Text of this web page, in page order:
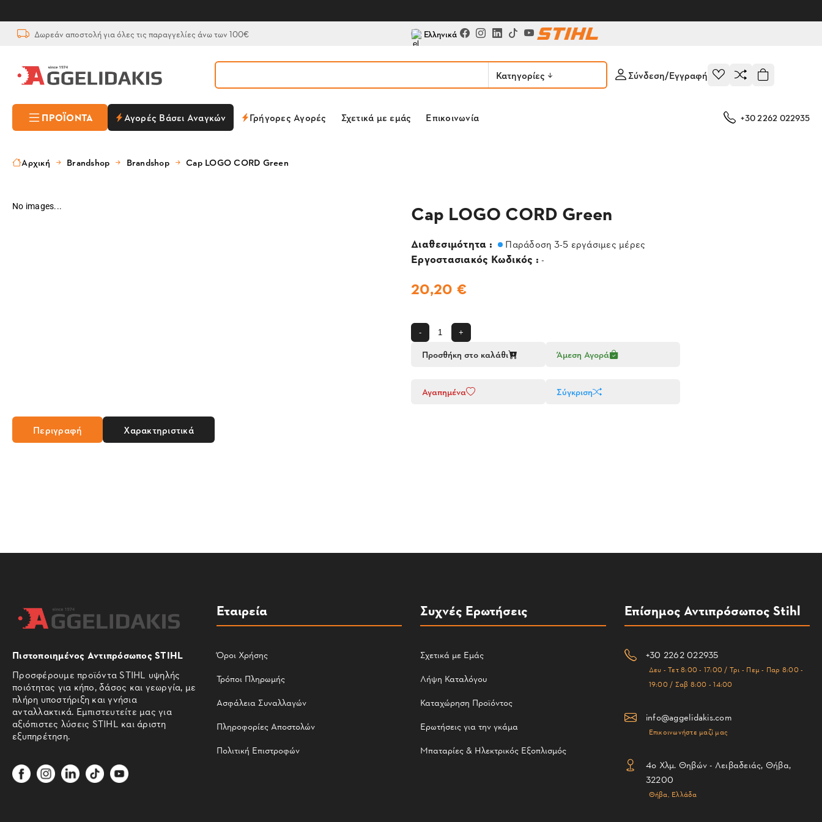
Δωρεάν αποστολή για όλες τις παραγγελίες άνω των 100€ Ελληνικά
Κατηγορίες Σύνδεση/Εγγραφή
ΠΡΟΪΌΝΤΑ Αγορές Βάσει Αναγκών Γρήγορες Αγορές Σχετικά με εμάς Επικοινωνία +30 2262 022935
Αρχική Brandshop Brandshop Cap LOGO CORD Green
No images... Cap LOGO CORD Green
Διαθεσιμότητα : Παράδοση 3-5 εργάσιμες μέρες
Εργοστασιακός Κωδικός : -
20,20 €
- +
Προσθήκη στο καλάθι Άμεση Αγορά
Αγαπημένα Σύγκριση
Περιγραφή Χαρακτηριστικά
Πιστοποιημένος Αντιπρόσωπος STIHL
Προσφέρουμε προϊόντα STIHL υψηλής
ποιότητας για κήπο, δάσος και γεωργία, με
πλήρη υποστήριξη και γνήσια
ανταλλακτικά. Εμπιστευτείτε μας για
αξιόπιστες λύσεις STIHL και άριστη
εξυπηρέτηση.
Εταιρεία
Όροι Χρήσης
Τρόποι Πληρωμής
Ασφάλεια Συναλλαγών
Πληροφορίες Αποστολών
Πολιτική Επιστροφών
Συχνές Ερωτήσεις
Σχετικά με Εμάς
Λήψη Καταλόγου
Καταχώρηση Προϊόντος
Ερωτήσεις για την γκάμα
Μπαταρίες & Ηλεκτρικός Εξοπλισμός
Επίσημος Αντιπρόσωπος Stihl
+30 2262 022935
Δευ - Τετ 8:00 - 17:00 / Τρι - Πεμ - Παρ 8:00 -
19:00 / Σαβ 8:00 - 14:00
info@aggelidakis.com
Επικοινωνήστε μαζί μας
4ο Χλμ. Θηβών - Λειβαδειάς, Θήβα,
32200
Θήβα, Ελλάδα